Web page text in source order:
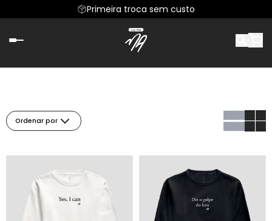
Primeira troca sem custo
Ordenar por